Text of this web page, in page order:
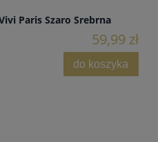
Paris Szaro Srebrna
59,99 zł
do koszyka